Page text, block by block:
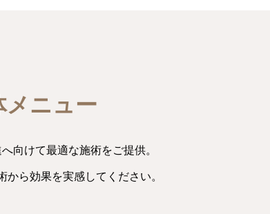
メニュー
向けて最適な施術をご提供。
から効果を実感してください。